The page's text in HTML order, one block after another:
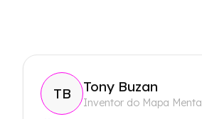
TB Tony Buzan
Inventor do Mapa Mental